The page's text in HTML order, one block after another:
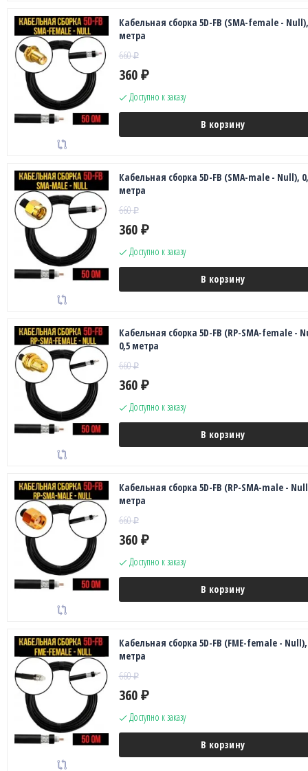
Кабельная сборка 5D-FB (SMA-female -
метра
660₽
360 ₽
Доступно к заказу
В корзину
Кабельная сборка 5D-FB (SMA-male - Null),
метра
660₽
360 ₽
Доступно к заказу
В корзину
Кабельная сборка 5D-FB (RP-SMA-female -
0,5 метра
660₽
360 ₽
Доступно к заказу
В корзину
Кабельная сборка 5D-FB (RP-SMA-male -
метра
660₽
360 ₽
Доступно к заказу
В корзину
Кабельная сборка 5D-FB (FME-female - Null),
метра
660₽
360 ₽
Доступно к заказу
В корзину